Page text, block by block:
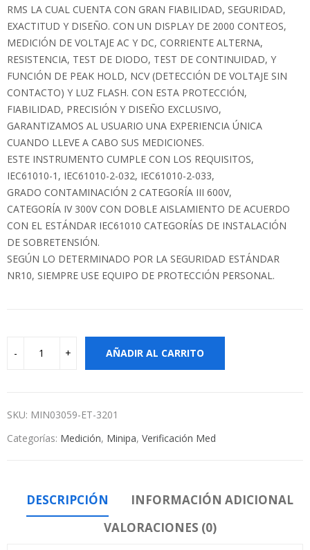
RMS LA CUAL CUENTA CON GRAN FIABILIDAD, SEGURIDAD,
EXACTITUD Y DISEÑO. CON UN DISPLAY DE 2000 CONTEOS,
MEDICIÓN DE VOLTAJE AC Y DC, CORRIENTE ALTERNA,
RESISTENCIA, TEST DE DIODO, TEST DE CONTINUIDAD, Y
FUNCIÓN DE PEAK HOLD, NCV (DETECCIÓN DE VOLTAJE SIN
CONTACTO) Y LUZ FLASH. CON ESTA PROTECCIÓN,
FIABILIDAD, PRECISIÓN Y DISEÑO EXCLUSIVO,
GARANTIZAMOS AL USUARIO UNA EXPERIENCIA ÚNICA
CUANDO LLEVE A CABO SUS MEDICIONES.
ESTE INSTRUMENTO CUMPLE CON LOS REQUISITOS,
IEC61010-1, IEC61010-2-032, IEC61010-2-033,
GRADO CONTAMINACIÓN 2 CATEGORÍA III 600V,
CATEGORÍA IV 300V CON DOBLE AISLAMIENTO DE ACUERDO
CON EL ESTÁNDAR IEC61010 CATEGORÍAS DE INSTALACIÓN
DE SOBRETENSIÓN.
SEGÚN LO DETERMINADO POR LA SEGURIDAD ESTÁNDAR
NR10, SIEMPRE USE EQUIPO DE PROTECCIÓN PERSONAL.
AÑADIR AL CARRITO
SKU: MIN03059-ET-3201
Categorías: Medición, Minipa, Verificación Med
DESCRIPCIÓN
INFORMACIÓN ADICIONAL
VALORACIONES (0)